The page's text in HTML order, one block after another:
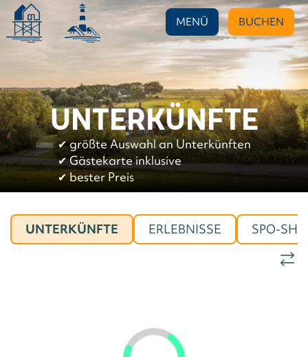
MENÜ BUCHEN
UNTERKÜNFTE
✔︎größte Auswahl an Unterkünften
✔︎Gästekarte inklusive
✔︎ bester Preis
UNTERKÜNFTE ERLEBNISSE SPO-